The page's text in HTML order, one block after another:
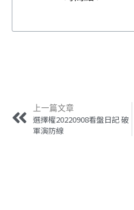
上一篇文章
選擇權20220908看盤日記 破
軍演防線